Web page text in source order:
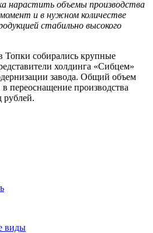
нарастить объемы производства
и в нужном количестве
стабильно высокого
Топки собирались крупные
холдинга «Сибцем»
завода. Общий объем
переоснащение производства
рублей.
виды